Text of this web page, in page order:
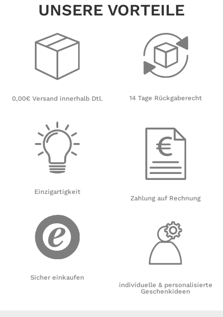
UNSERE VORTEILE
0,00€ Versand innerhalb Dtl.
Einzigartigkeit
Sicher einkaufen
14 Tage Rückgaberecht
Zahlung auf Rechnung
individuelle & personalisierte
Geschenkideen